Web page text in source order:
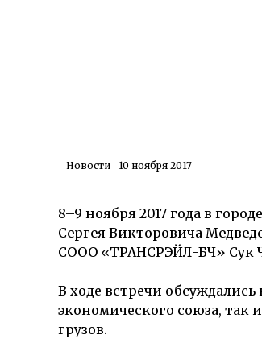
Новости 10 ноября 2017
8–9 ноября 2017 года в
Сергея Викторовича
СООО «ТРАНСРЭЙЛ-БЧ» Сук
В ходе встречи
экономического союза, так
грузов.